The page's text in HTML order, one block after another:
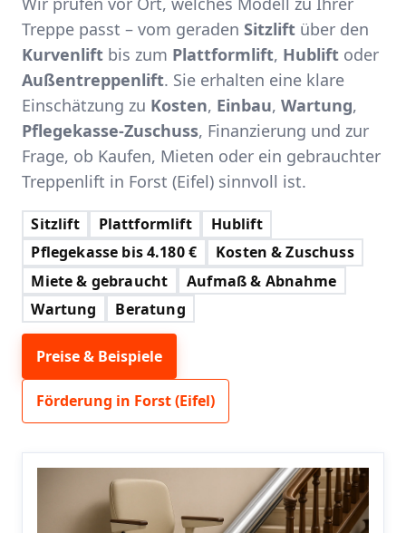
Treppe passt – vom geraden Sitzlift über den
Kurvenlift bis zum Plattformlift, Hublift oder
Außentreppenlift. Sie erhalten eine klare
Einschätzung zu Kosten, Einbau, Wartung,
Pflegekasse-Zuschuss, Finanzierung und zur
Frage, ob Kaufen, Mieten oder ein gebrauchter
Treppenlift in Forst (Eifel) sinnvoll ist.
Sitzlift Plattformlift
Hublift
Pflegekasse bis 4.180 €
Kosten & Zuschuss
Miete & gebraucht
Aufmaß & Abnahme
Wartung
Beratung
Preise & Beispiele
Förderung in Forst (Eifel)